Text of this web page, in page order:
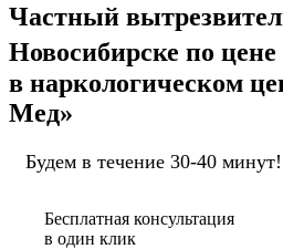
Частный
Новосибирске по цене
в наркологическом
Мед»
Будем в течение 30-40 минут!
Бесплатная консультация
в один клик